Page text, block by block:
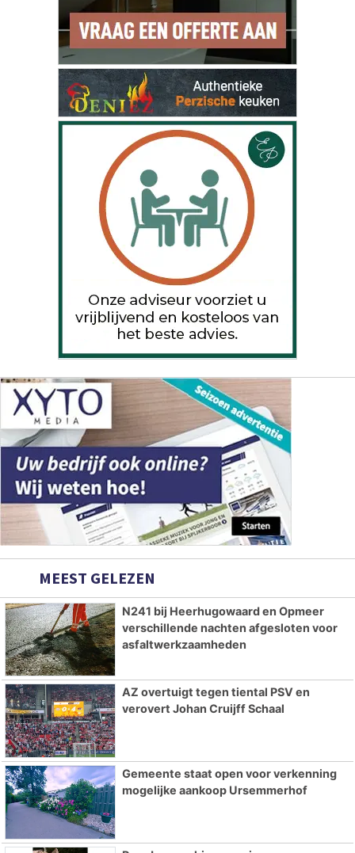
MEEST GELEZEN
N241 bij Heerhugowaard en Opmeer
verschillende nachten afgesloten voor
asfaltwerkzaamheden
AZ overtuigt tegen tiental PSV en
verovert Johan Cruijff Schaal
Gemeente staat open voor verkenning
mogelijke aankoop Ursemmerhof